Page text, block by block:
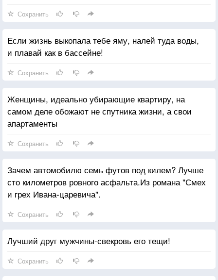
Сохранить
Если жизнь выкопала тебе яму, налей туда воды,
и плавай как в бассейне!
Сохранить
Женщины, идеально убирающие квартиру, на
самом деле обожают не спутника жизни, а свои
апартаменты
Сохранить
Зачем автомобилю семь футов под килем? Лучше
сто километров ровного асфальта.Из романа "Смех
и грех Ивана-царевича".
Сохранить
Лучший друг мужчины-свекровь его тещи!
Сохранить